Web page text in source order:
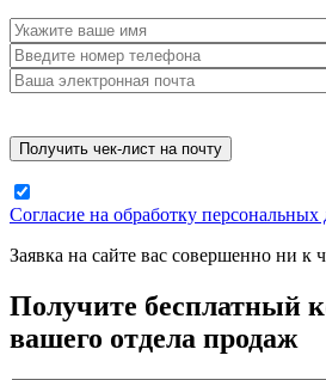
Согласие на обработку
Заявка на сайте вас совершенно ни к
Получите бесплатный
вашего отдела продаж